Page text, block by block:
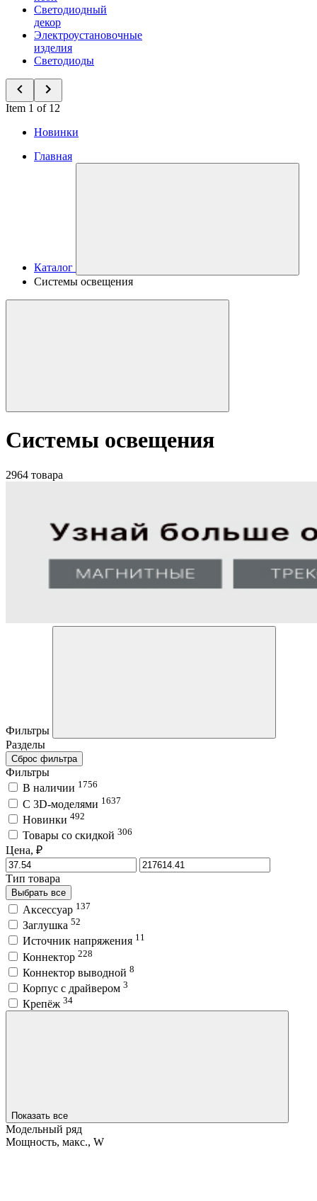
Светодиодный
декор
Электроустановочные
изделия
Светодиоды
Item 1 of 12
Новинки
Главная
Каталог
Системы освещения
Системы освещения
2964 товара
Фильтры
Разделы
Сброс фильтра
Фильтры
В наличии 1756
C 3D-моделями 1637
Новинки 492
Товары со скидкой 306
Цена, ₽
Тип товара
Выбрать все
Аксессуар 137
Заглушка 52
Источник напряжения 11
Коннектор 228
Коннектор выводной 8
Корпус с драйвером 3
Крепёж 34
Показать все
Модельный ряд
Мощность, макс., W